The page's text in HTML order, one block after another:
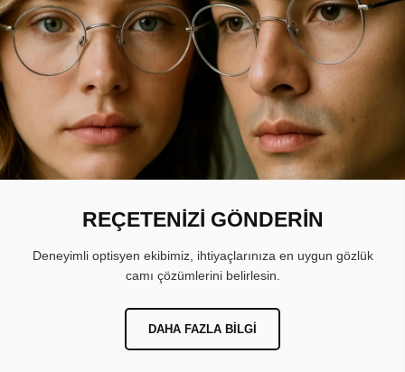
REÇETENİZİ GÖNDERİN
Deneyimli optisyen ekibimiz, ihtiyaçlarınıza en uygun gözlük
camı çözümlerini belirlesin.
DAHA FAZLA BILGI